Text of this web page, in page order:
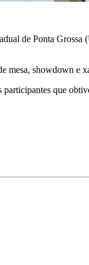
de Ponta
mesa, showdown e
que